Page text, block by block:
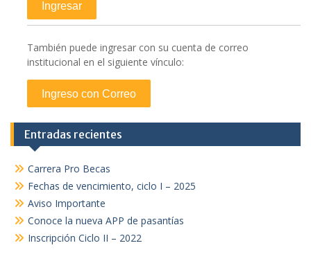
También puede ingresar con su cuenta de correo
institucional en el siguiente vínculo:
Entradas recientes
Carrera Pro Becas
Fechas de vencimiento, ciclo I – 2025
Aviso Importante
Conoce la nueva APP de pasantías
Inscripción Ciclo II – 2022